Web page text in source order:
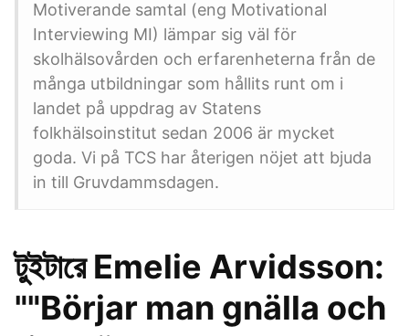
Motiverande samtal (eng Motivational
Interviewing MI) lämpar sig väl för
skolhälsovården och erfarenheterna från de
många utbildningar som hållits runt om i
landet på uppdrag av Statens
folkhälsoinstitut sedan 2006 är mycket
goda. Vi på TCS har återigen nöjet att bjuda
in till Gruvdammsdagen.
টুইটারে Emelie Arvidsson:
""Börjar man gnälla och